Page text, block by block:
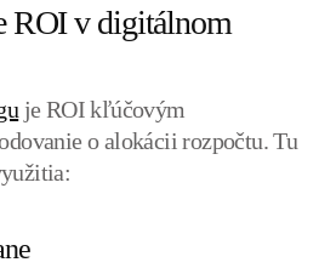
ROI v digitálnom
je ROI kľúčovým
o alokácii rozpočtu. Tu